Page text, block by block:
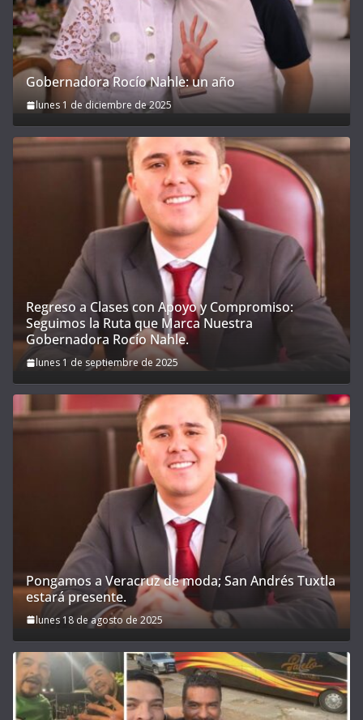
Gobernadora Rocío Nahle: un año
lunes 1 de diciembre de 2025
Regreso a Clases con Apoyo y Compromiso:
Seguimos la Ruta que Marca Nuestra
Gobernadora Rocío Nahle.
lunes 1 de septiembre de 2025
Pongamos a Veracruz de moda; San Andrés Tuxtla
estará presente.
lunes 18 de agosto de 2025